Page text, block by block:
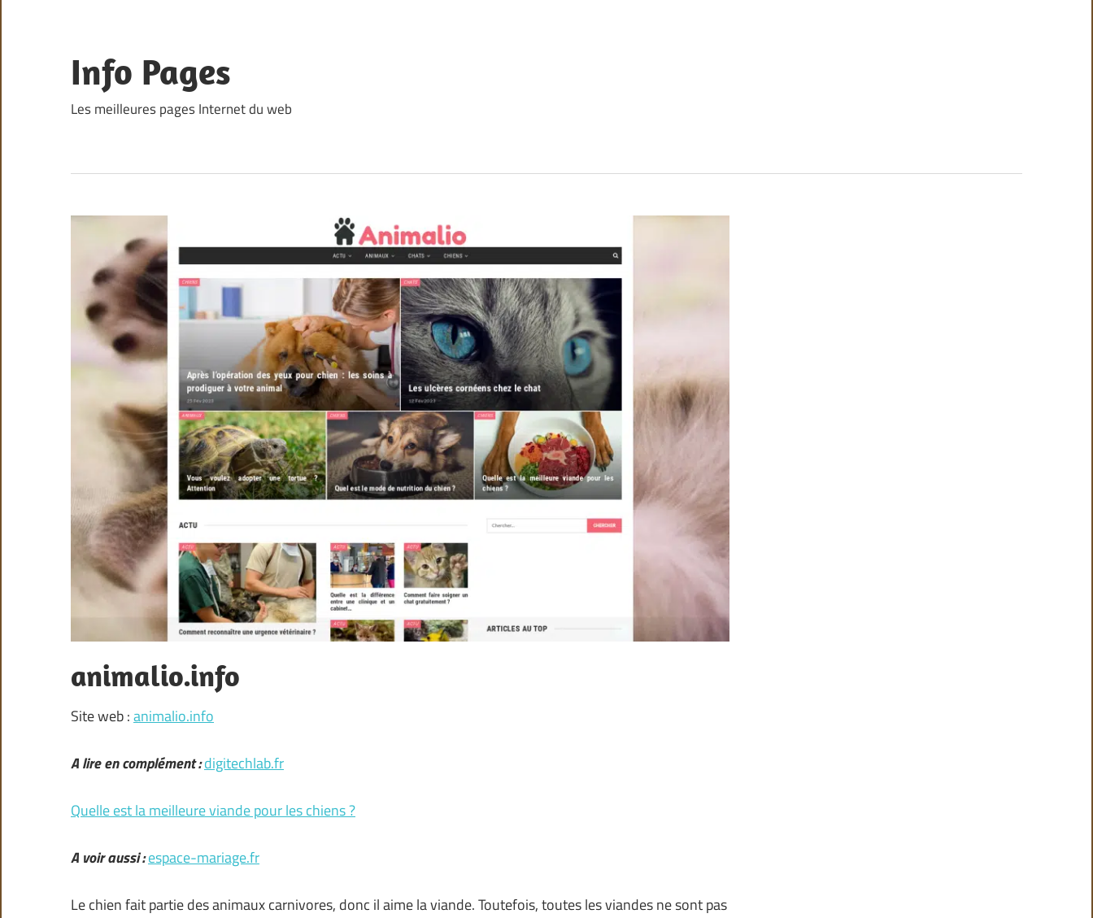
content
Info Pages
Les meilleures pages Internet du web
animalio.info
Site web :animalio.info
A lire en complément :digitechlab.fr
Quelle est la meilleure viande pour les chiens ?
A voir aussi :espace-mariage.fr
Le chien fait partie des animaux carnivores, donc il aime la viande. Toutefois, toutes les viandes ne sont pas